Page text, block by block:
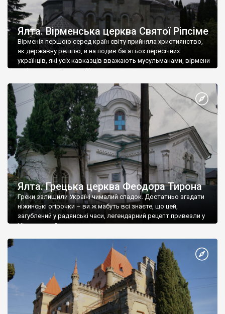
Ялта. Вірменська церква Святої Ріпсіме
Вірменія першою серед країн світу прийняла християнство,
як державну релігію, й на подив багатьох пересічних
українців, які усіх кавказців вважають мусульманами, вірмени
є відданими вірянами Христа
Ялта. Грецька церква Феодора Тирона
Греки залишили Україні чималий спадок. Достатньо згадати
ніжинські огірочки – ви ж мабуть всі знаєте, що цей,
загублений у радянські часи, легендарний рецепт привезли у
Ніжин греки?